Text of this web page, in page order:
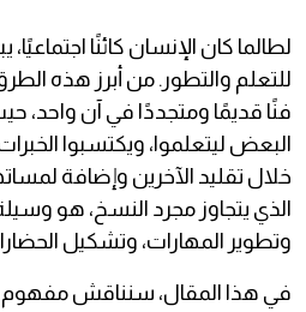
لطالما كان الإنسان كائنًا
للتعلم والتطور. من أبرز هذه
فنًا قديمًا ومتجددًا في آن واحد،
البعض ليتعلموا، ويكتسبوا
خلال تقليد الآخرين وإضافة
الذي يتجاوز مجرد النسخ، هو
وتطوير المهارات، وتشكيل
في هذا المقال، سنناقش مفهوم